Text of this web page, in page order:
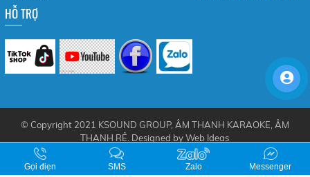
HỖ TRỢ
© Copyright 2021 KSOUND GROUP, ÂM THANH KARAOKE, ÂM
THANH RẺ. Designed byWeb Ideas
Online: 11 | Tháng: 4757 | Tổng truy cập: 657425
Gọi điẹn SMS Zalo Messenger